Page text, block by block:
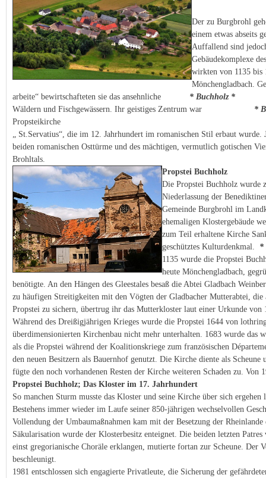
Der zu Burgbrohl
einem etwas abseits
Auffallend sind
Gebäudekomplexe
wirkten von 1135 bis
Mönchengladbach.
arbeite“ bewirtschafteten sie das ansehnliche
* Buchholz *
Wäldern und Fischgewässern. Ihr geistiges Zentrum war *
Propsteikirche
„ St.Servatius“, die im 12. Jahrhundert im romanischen Stil erbaut
beiden romanischen Osttürme und des mächtigen, vermutlich gotischen
Brohltals.
Propstei Buchholz
Die Propstei Buchholz wurde
Niederlassung der
Gemeinde Burgbrohl im
ehemaligen Klostergebäude
zum Teil erhaltene Kirche
geschütztes Kulturdenkmal.
*
1135 wurde die Propstei
heute Mönchengladbach,
benötigte. An den Hängen des Gleestales besaß die Abtei Gladbach
zu häufigen Streitigkeiten mit den Vögten der Gladbacher Mutterabtei,
Propstei zu sichern, übertrug ihr das Mutterkloster laut einer Urkunde
Während des Dreißigjährigen Krieges wurde die Propstei 1644 von
überdimensionierten Kirchenbau nicht mehr unterhalten. 1683 wurde das
als die Propstei während der Koalitionskriege zum französischen
den neuen Besitzern als Bauernhof genutzt. Die Kirche diente als
fügte den noch vorhandenen Resten der Kirche weiteren Schaden zu.
Propstei Buchholz; Das Kloster im 17. Jahrhundert
So manchen Sturm musste das Kloster und seine Kirche über sich
Bestehens immer wieder im Laufe seiner 850-jährigen wechselvollen
Vollendung der Umbaumaßnahmen kam mit der Besetzung der
Säkularisation wurde der Klosterbesitz enteignet. Die beiden letzten
einst gregorianische Choräle erklangen, mutierte fortan zur Scheune.
beschleunigt.
1981 entschlossen sich engagierte Privatleute, die Sicherung der